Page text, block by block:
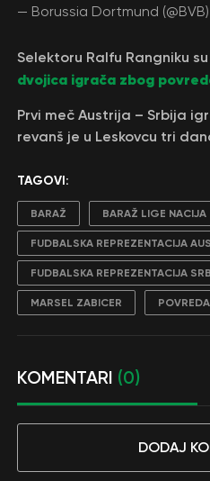
— Borussia Dortmund (@BVB)
Selektoru Ralfu Rangniku
dvojica igrača zbog
Prvi meč Austrija – Srbija
revanš je u Leskovcu tri
TAGOVI:
BARAŽ BARAŽ LIGE NACIJA
FUDBALSKA REPREZENTACIJA
FUDBALSKA REPREZENTACIJA
MARSEL ZABICER
KOMENTARI (0)
DODAJ